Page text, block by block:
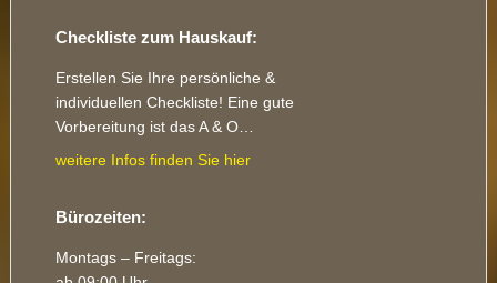
Checkliste zum Hauskauf:
Erstellen Sie Ihre persönliche &
individuellen Checkliste! Eine gute
Vorbereitung ist das A & O…
weitere Infos finden Sie hier
Bürozeiten:
Montags – Freitags: